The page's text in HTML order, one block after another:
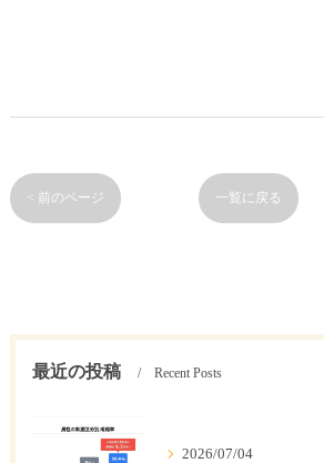
< 前のページ 一覧に戻る
最近の投稿 Recent Posts
2026/07/04